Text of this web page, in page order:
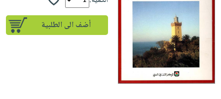
إختياراتنا
كتب
أكاديمية
صندوق
القراءة
English
iKitab
حدود
أسئلة
يتكرر
طرحها
أسئلة
طرحها
تحميل
masmu3
المواضيع
الأكثر
مبيعاً
وسائل
تعليمية
صندوق
تعليمية
الصحة
والعناية
الشخصية
أضف الى الطلبية